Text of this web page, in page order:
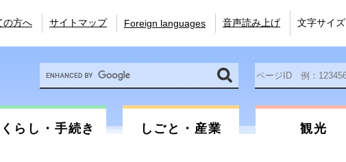
の方へ サイトマップ Foreign languages 音声読み上げ 文字サイズ
カ
タ
ム
ID
を
くらし・手続き しごと・産業 観光